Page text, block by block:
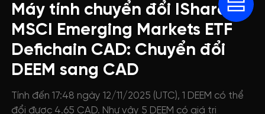
Máy tính chuyển đổi IShares
MSCI Emerging Markets ETF
Defichain CAD: Chuyển đổi
DEEM sang CAD
Tính đến 17:48 ngày 12/11/2025 (UTC), 1 DEEM có thể
đổi được 4.65 CAD. Như vậy 5 DEEM có giá trị